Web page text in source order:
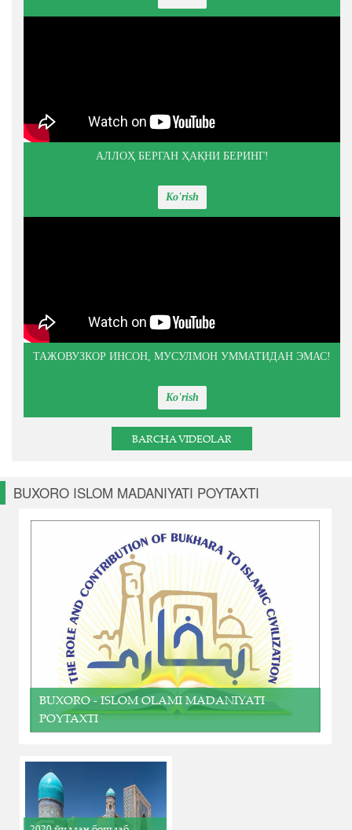
АЛЛОҲ БЕРГАН ҲАҚНИ БЕРИНГ!
Ko'rish
ТАЖОВУЗКОР ИНСОН, МУСУЛМОН УММАТИДАН ЭМАС!
Ko'rish
BARCHA VIDEOLAR
BUXORO ISLOM MADANIYATI POYTAXTI
BUXORO - ISLOM OLAMI MADANIYATI
POYTAXTI